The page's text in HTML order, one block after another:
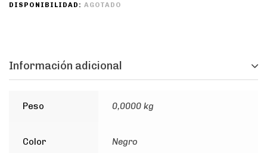
DISPONIBILIDAD: AGOTADO
Información adicional
Peso 0,0000 kg
Color Negro